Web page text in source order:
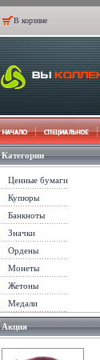
В корзине
Категории
Ценные бумаги
Купюры
Банкноты
Значки
Ордены
Монеты
Жетоны
Медали
Акция